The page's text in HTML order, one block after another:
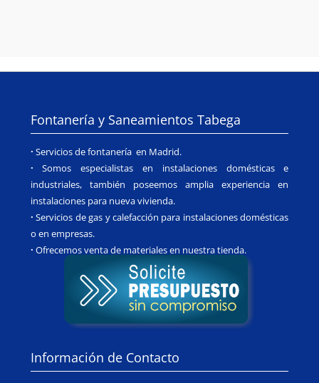
Fontanería y Saneamientos Tabega
· Servicios de fontanería en Madrid.
·
Somos especialistas en instalaciones domésticas e
industriales, también poseemos amplia experiencia en
instalaciones para nueva vivienda.
· Servicios de gas y calefacción para instalaciones domésticas
o en empresas.
· Ofrecemos venta de materiales en nuestra tienda.
Información de Contacto